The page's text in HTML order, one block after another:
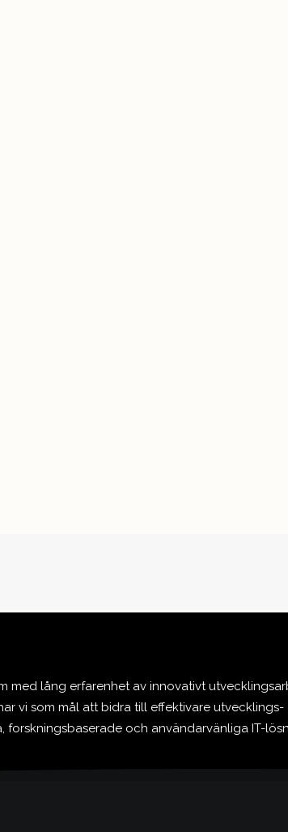
med lång erfarenhet av innovativt
vi som mål att bidra till effektivare
och användarvänliga IT-